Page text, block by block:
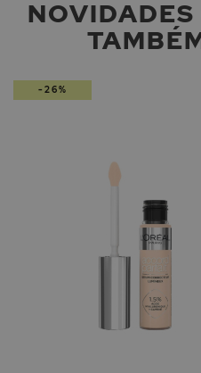
NOVIDADES
-26%